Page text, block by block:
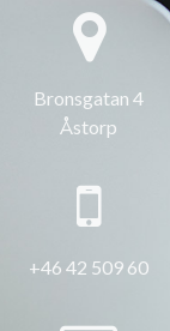
Bronsgatan 4
Åstorp
+46 42 509 60